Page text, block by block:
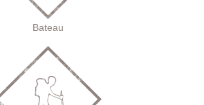
Bateau